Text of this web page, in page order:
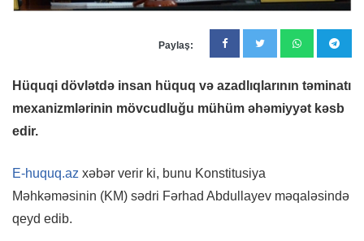
Paylaş:
Hüquqi dövlətdə insan hüquq və azadlıqlarının təminatı
mexanizmlərinin mövcudluğu mühüm əhəmiyyət kəsb
edir.
E-huquq.az xəbər verir ki, bunu Konstitusiya
Məhkəməsinin (KM) sədri Fərhad Abdullayev məqaləsində
qeyd edib.